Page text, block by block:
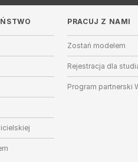
PRACUJ Z NAMI
Zostań modelem
Rejestracja dla
Program partnerski